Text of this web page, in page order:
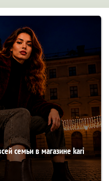
семьи в магазине kari